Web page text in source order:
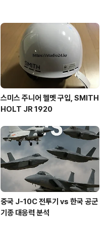
스미스 주니어 헬멧 구입, SMITH
HOLT JR 1920
중국 J-10C 전투기 vs 한국 공군
기종 대응력 분석